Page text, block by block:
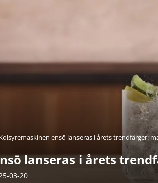
ensō lanseras i årets trendfärger:
lanseras i årets
03-20